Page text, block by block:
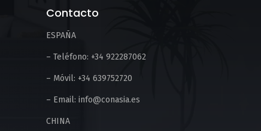
Contacto
ESPAÑA
– Teléfono: +34 922287062
– Móvil: +34 639752720
– Email: info@conasia.es
CHINA